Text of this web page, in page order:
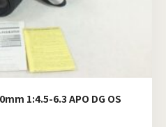
1:4.5-6.3 APO DG OS